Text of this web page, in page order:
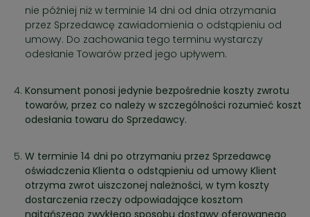
nie później niż w terminie 14 dni od dnia otrzymania
przez Sprzedawcę zawiadomienia o odstąpieniu od
umowy. Do zachowania tego terminu wystarczy
odesłanie Towarów przed jego upływem.
Konsument ponosi jedynie bezpośrednie koszty zwrotu
towarów, przez co należy w szczególności rozumieć koszt
odesłania towaru do Sprzedawcy.
W terminie 14 dni po otrzymaniu przez Sprzedawcę
oświadczenia Klienta o odstąpieniu od umowy Klient
otrzyma zwrot uiszczonej należności, w tym koszty
dostarczenia rzeczy odpowiadające kosztom